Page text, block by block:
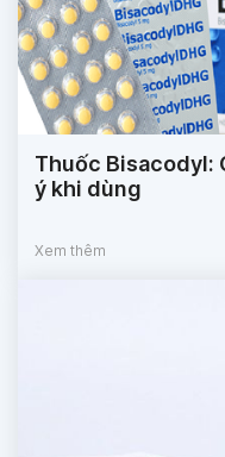
Thuốc Bisacodyl:
ý khi dùng
Xem thêm